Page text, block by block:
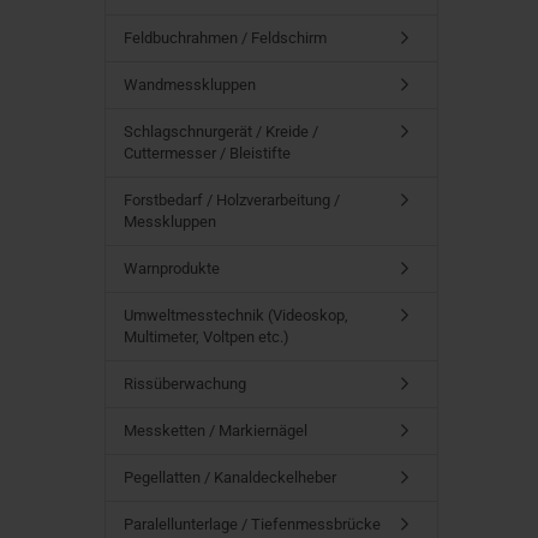
Feldbuchrahmen / Feldschirm
Wandmesskluppen
Schlagschnurgerät / Kreide /
Cuttermesser / Bleistifte
Forstbedarf / Holzverarbeitung /
Messkluppen
Warnprodukte
Umweltmesstechnik (Videoskop,
Multimeter, Voltpen etc.)
Rissüberwachung
Messketten / Markiernägel
Pegellatten / Kanaldeckelheber
Paralellunterlage / Tiefenmessbrücke